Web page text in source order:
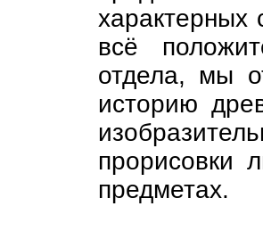
характерных
всё
отдела, мы
историю
прорисовки
предметах.